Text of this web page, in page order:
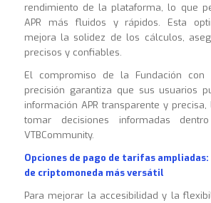
rendimiento de la plataforma, lo que
APR más fluidos y rápidos. Esta
mejora la solidez de los cálculos,
precisos y confiables.
El compromiso de la Fundación
precisión garantiza que sus usuarios
información APR transparente y
tomar decisiones informadas
VTBCommunity.
Opciones de pago de tarifas
de criptomoneda más versátil
Para mejorar la accesibilidad y la